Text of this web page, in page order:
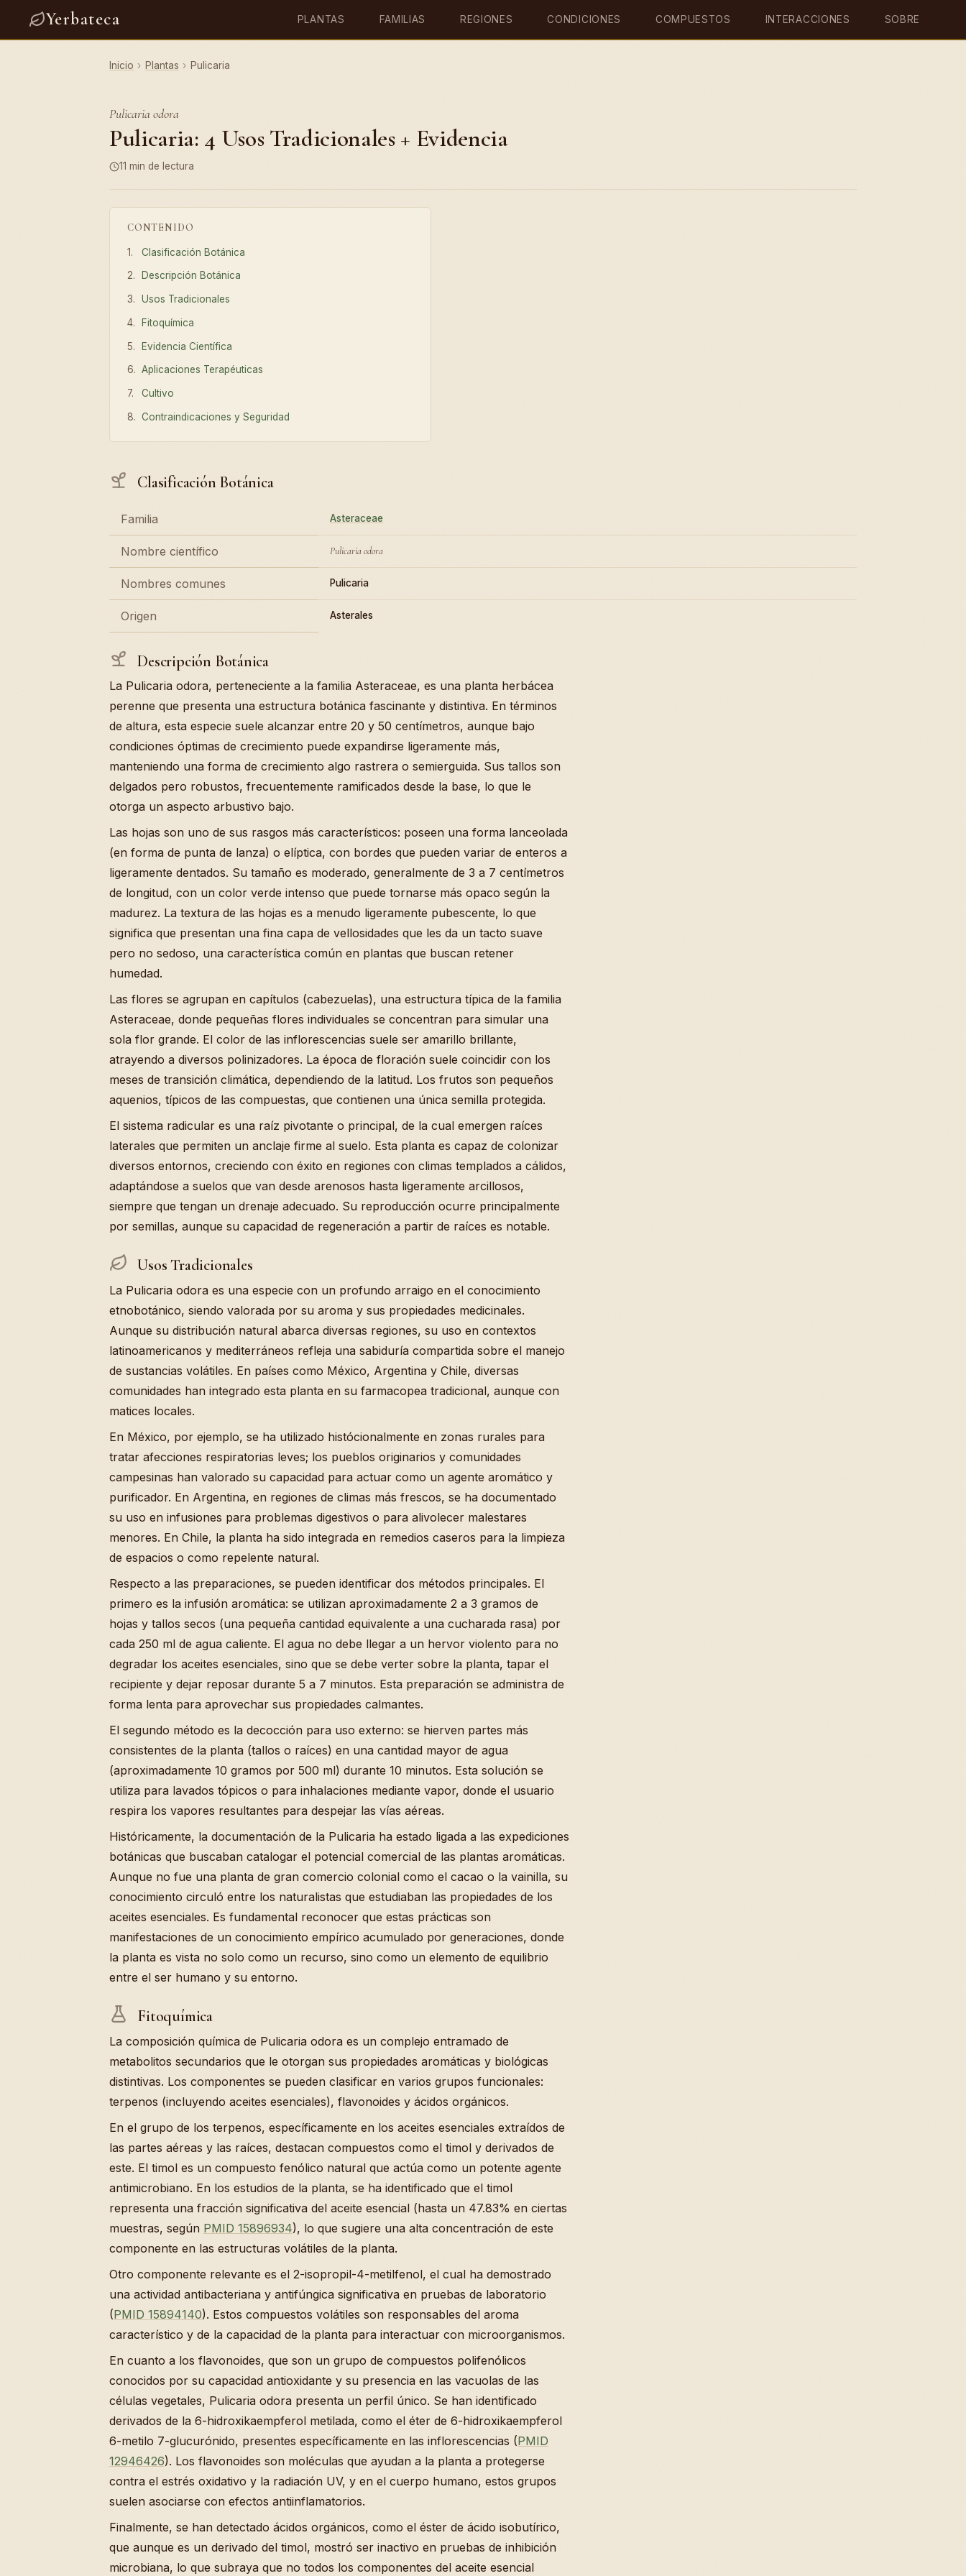
Yerbateca PLANTAS FAMILIAS REGIONES CONDICIONES COMPUESTOS INTERACCIONES SOBRE
Inicio › Plantas › Pulicaria
Pulicaria odora
Pulicaria: 4 Usos Tradicionales + Evidencia
11 min de lectura
CONTENIDO
Clasificación Botánica
Descripción Botánica
Usos Tradicionales
Fitoquímica
Evidencia Científica
Aplicaciones Terapéuticas
Cultivo
Contraindicaciones y Seguridad
Clasificación Botánica
Familia Asteraceae
Nombre científico Pulicaria odora
Nombres comunes Pulicaria
Origen Asterales
Descripción Botánica
La Pulicaria odora, perteneciente a la familia Asteraceae, es una planta herbácea
perenne que presenta una estructura botánica fascinante y distintiva. En términos
de altura, esta especie suele alcanzar entre 20 y 50 centímetros, aunque bajo
condiciones óptimas de crecimiento puede expandirse ligeramente más,
manteniendo una forma de crecimiento algo rastrera o semierguida. Sus tallos son
delgados pero robustos, frecuentemente ramificados desde la base, lo que le
otorga un aspecto arbustivo bajo.
Las hojas son uno de sus rasgos más característicos: poseen una forma lanceolada
(en forma de punta de lanza) o elíptica, con bordes que pueden variar de enteros a
ligeramente dentados. Su tamaño es moderado, generalmente de 3 a 7 centímetros
de longitud, con un color verde intenso que puede tornarse más opaco según la
madurez. La textura de las hojas es a menudo ligeramente pubescente, lo que
significa que presentan una fina capa de vellosidades que les da un tacto suave
pero no sedoso, una característica común en plantas que buscan retener
humedad.
Las flores se agrupan en capítulos (cabezuelas), una estructura típica de la familia
Asteraceae, donde pequeñas flores individuales se concentran para simular una
sola flor grande. El color de las inflorescencias suele ser amarillo brillante,
atrayendo a diversos polinizadores. La época de floración suele coincidir con los
meses de transición climática, dependiendo de la latitud. Los frutos son pequeños
aquenios, típicos de las compuestas, que contienen una única semilla protegida.
El sistema radicular es una raíz pivotante o principal, de la cual emergen raíces
laterales que permiten un anclaje firme al suelo. Esta planta es capaz de colonizar
diversos entornos, creciendo con éxito en regiones con climas templados a cálidos,
adaptándose a suelos que van desde arenosos hasta ligeramente arcillosos,
siempre que tengan un drenaje adecuado. Su reproducción ocurre principalmente
por semillas, aunque su capacidad de regeneración a partir de raíces es notable.
Usos Tradicionales
La Pulicaria odora es una especie con un profundo arraigo en el conocimiento
etnobotánico, siendo valorada por su aroma y sus propiedades medicinales.
Aunque su distribución natural abarca diversas regiones, su uso en contextos
latinoamericanos y mediterráneos refleja una sabiduría compartida sobre el manejo
de sustancias volátiles. En países como México, Argentina y Chile, diversas
comunidades han integrado esta planta en su farmacopea tradicional, aunque con
matices locales.
En México, por ejemplo, se ha utilizado histócionalmente en zonas rurales para
tratar afecciones respiratorias leves; los pueblos originarios y comunidades
campesinas han valorado su capacidad para actuar como un agente aromático y
purificador. En Argentina, en regiones de climas más frescos, se ha documentado
su uso en infusiones para problemas digestivos o para alivolecer malestares
menores. En Chile, la planta ha sido integrada en remedios caseros para la limpieza
de espacios o como repelente natural.
Respecto a las preparaciones, se pueden identificar dos métodos principales. El
primero es la infusión aromática: se utilizan aproximadamente 2 a 3 gramos de
hojas y tallos secos (una pequeña cantidad equivalente a una cucharada rasa) por
cada 250 ml de agua caliente. El agua no debe llegar a un hervor violento para no
degradar los aceites esenciales, sino que se debe verter sobre la planta, tapar el
recipiente y dejar reposar durante 5 a 7 minutos. Esta preparación se administra de
forma lenta para aprovechar sus propiedades calmantes.
El segundo método es la decocción para uso externo: se hierven partes más
consistentes de la planta (tallos o raíces) en una cantidad mayor de agua
(aproximadamente 10 gramos por 500 ml) durante 10 minutos. Esta solución se
utiliza para lavados tópicos o para inhalaciones mediante vapor, donde el usuario
respira los vapores resultantes para despejar las vías aéreas.
Históricamente, la documentación de la Pulicaria ha estado ligada a las expediciones
botánicas que buscaban catalogar el potencial comercial de las plantas aromáticas.
Aunque no fue una planta de gran comercio colonial como el cacao o la vainilla, su
conocimiento circuló entre los naturalistas que estudiaban las propiedades de los
aceites esenciales. Es fundamental reconocer que estas prácticas son
manifestaciones de un conocimiento empírico acumulado por generaciones, donde
la planta es vista no solo como un recurso, sino como un elemento de equilibrio
entre el ser humano y su entorno.
Fitoquímica
La composición química de Pulicaria odora es un complejo entramado de
metabolitos secundarios que le otorgan sus propiedades aromáticas y biológicas
distintivas. Los componentes se pueden clasificar en varios grupos funcionales:
terpenos (incluyendo aceites esenciales), flavonoides y ácidos orgánicos.
En el grupo de los terpenos, específicamente en los aceites esenciales extraídos de
las partes aéreas y las raíces, destacan compuestos como el timol y derivados de
este. El timol es un compuesto fenólico natural que actúa como un potente agente
antimicrobiano. En los estudios de la planta, se ha identificado que el timol
representa una fracción significativa del aceite esencial (hasta un 47.83% en ciertas
muestras, según PMID 15896934), lo que sugiere una alta concentración de este
componente en las estructuras volátiles de la planta.
Otro componente relevante es el 2-isopropil-4-metilfenol, el cual ha demostrado
una actividad antibacteriana y antifúngica significativa en pruebas de laboratorio
(PMID 15894140). Estos compuestos volátiles son responsables del aroma
característico y de la capacidad de la planta para interactuar con microorganismos.
En cuanto a los flavonoides, que son un grupo de compuestos polifenólicos
conocidos por su capacidad antioxidante y su presencia en las vacuolas de las
células vegetales, Pulicaria odora presenta un perfil único. Se han identificado
derivados de la 6-hidroxikaempferol metilada, como el éter de 6-hidroxikaempferol
6-metilo 7-glucurónido, presentes específicamente en las inflorescencias (PMID
12946426). Los flavonoides son moléculas que ayudan a la planta a protegerse
contra el estrés oxidativo y la radiación UV, y en el cuerpo humano, estos grupos
suelen asociarse con efectos antiinflamatorios.
Finalmente, se han detectado ácidos orgánicos, como el éster de ácido isobutírico,
que aunque es un derivado del timol, mostró ser inactivo en pruebas de inhibición
microbiana, lo que subraya que no todos los componentes del aceite esencial